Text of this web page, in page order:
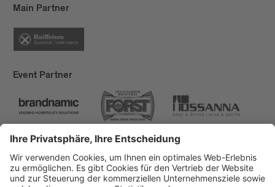
Main Partner
Event Partner